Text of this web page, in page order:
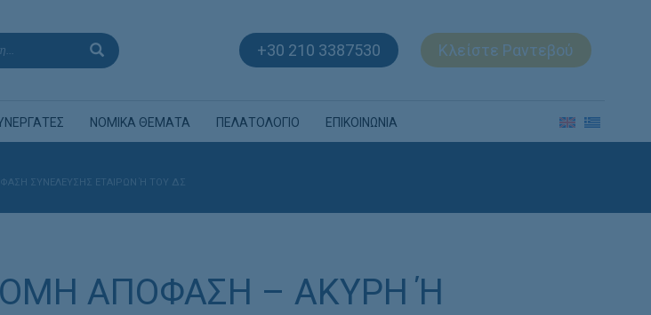
+30 210 3387530 Κλείστε Ραντεβού
ΝΟΜΙΚΑ ΘΕΜΑΤΑ ΠΕΛΑΤΟΛΟΓΙΟ ΕΠΙΚΟΙΝΩΝΙΑ
ΣΥΝΕΛΕΥΣΗΣ ΕΤΑΙΡΩΝ Ή ΤΟΥ ΔΣ
ΑΠΟΦΑΣΗ – ΑΚΥΡΗ Ή